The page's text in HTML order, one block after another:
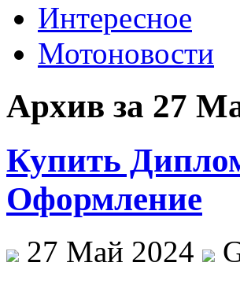
Интересное
Мотоновости
Архив за 27
Купить
Оформление
27 Май 2024